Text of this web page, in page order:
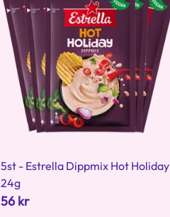
5st - Estrella Dippmix Hot Holiday
24g
56 kr